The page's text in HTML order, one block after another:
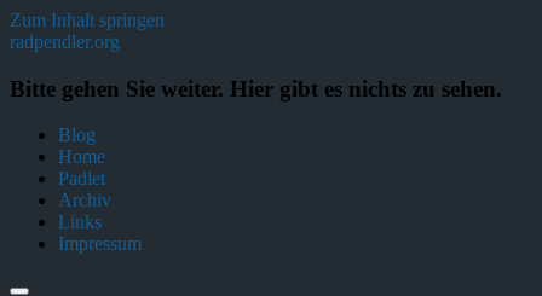
Zum Inhalt springen
radpendler.org
Bitte gehen Sie weiter. Hier gibt es nichts zu sehen.
Blog
Home
Padlet
Archiv
Links
Impressum